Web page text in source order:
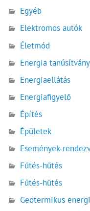
Egyéb
Elektromos autók
Életmód
Energia tanúsítvány
Energiaellátás
Energiafigyelő
Építés
Épületek
Események-
Fűtés-hűtés
Fűtés-hűtés
Geotermikus